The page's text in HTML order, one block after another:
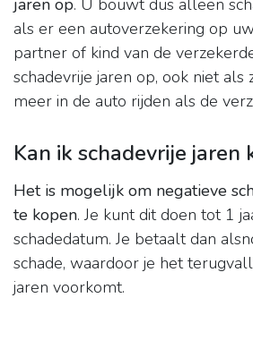
jaren op. U bouwt dus alleen
als er een autoverzekering op
partner of kind van de
schadevrije jaren op, ook niet
meer in de auto rijden als de
Kan ik schadevrije jaren
Het is mogelijk om negatieve
te kopen. Je kunt dit doen tot 1
schadedatum. Je betaalt dan
schade, waardoor je het
jaren voorkomt.